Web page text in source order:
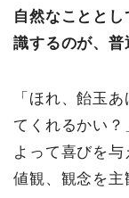
自然なことと
識するのが、普
「ほれ、飴玉
てくれるかい
よって喜びを
値観、観念を主